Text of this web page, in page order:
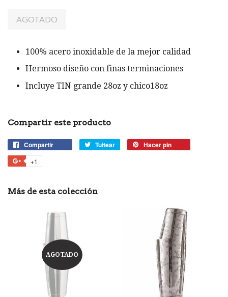
AGOTADO
100% acero inoxidable de la mejor calidad
Hermoso diseño con finas terminaciones
Incluye TIN grande 28oz y chico18oz
Compartir este producto
Compartir
Compartir
Tuitear
Tuitear Hacer pin
+1
Plus
Más de esta colección
AGOTADO